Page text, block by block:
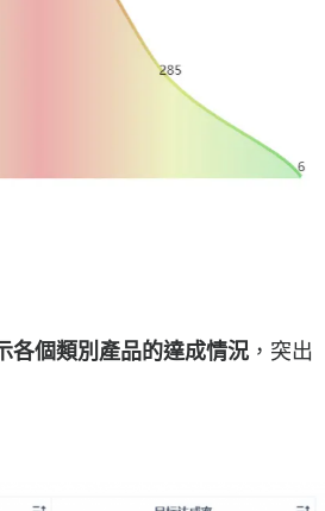
各個類別產品的達成情況 ，突出